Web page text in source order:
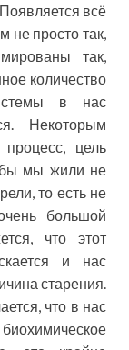
всё
не просто так,
так,
количество
в нас
Некоторым
цель
мы жили не
то есть не
большой
что этот
и нас
старения.
что в нас